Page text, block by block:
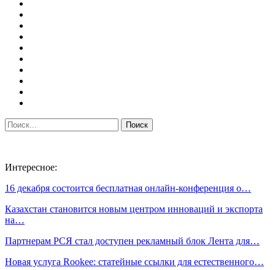
Интересное:
16 декабря состоится бесплатная онлайн-конференция о…
Казахстан становится новым центром инноваций и экспорта
на…
Партнерам РСЯ стал доступен рекламный блок Лента для…
Новая услуга Rookee: статейные ссылки для естественного…